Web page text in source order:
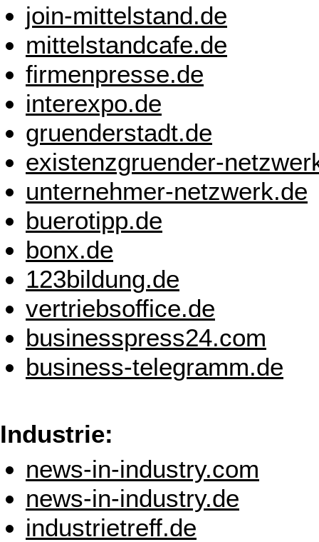
join-mittelstand.de
mittelstandcafe.de
firmenpresse.de
interexpo.de
gruenderstadt.de
existenzgruender-
unternehmer-netzwerk.de
buerotipp.de
bonx.de
123bildung.de
vertriebsoffice.de
businesspress24.com
business-telegramm.de
Industrie:
news-in-industry.com
news-in-industry.de
industrietreff.de